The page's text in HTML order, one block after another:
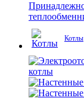
Котлы
котлы